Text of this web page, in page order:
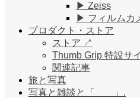
▶︎ Zeiss
▶︎ フィルムカ
プロダクト・ストア
ストア ↗︎
Thumb Grip 特設サ
関連記事
旅と写真
写真と雑談と「 」.